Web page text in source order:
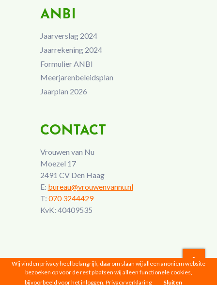
ANBI
Jaarverslag 2024
Jaarrekening 2024
Formulier ANBI
Meerjarenbeleidsplan
Jaarplan 2026
CONTACT
Vrouwen van Nu
Moezel 17
2491 CV Den Haag
E: bureau@vrouwenvannu.nl
T: 070 3244429
KvK: 40409535
Vrouwen van Nu © 2026 |Privacyverklaring
Wij vinden privacy heel belangrijk, daarom slaan wij alleen anoniem website
bezoeken op voor de rest plaatsen wij alleen functionele cookies,
bijvoorbeeld voor het inloggen. Privacy verklaring Sluiten